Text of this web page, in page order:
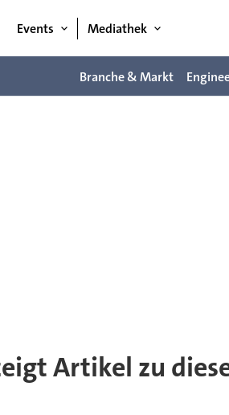
Events Mediathek
Branche & Markt
Artikel zu